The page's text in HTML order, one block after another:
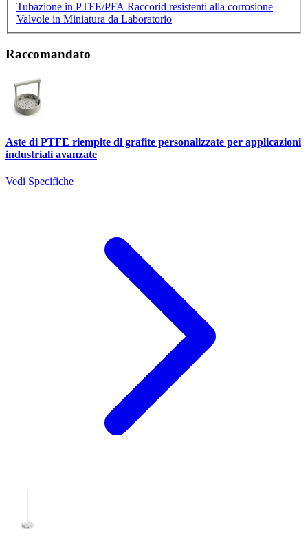
Tubazione in PTFE/PFA Raccorid resistenti alla corrosione
Valvole in Miniatura da Laboratorio
Raccomandato
Aste di PTFE riempite di grafite personalizzate per applicazioni
industriali avanzate
Vedi Specifiche